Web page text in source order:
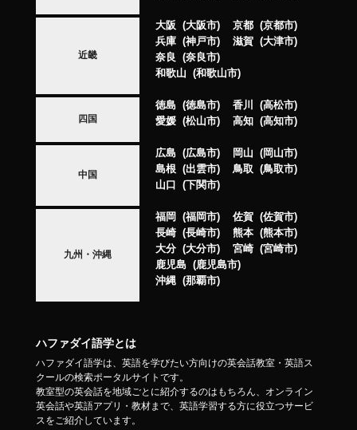
近畿
大阪 大阪市 京都
京都市
兵庫
神戸市 滋賀
大津市
奈良
奈良市
和歌山
和歌山市
四国
徳島 徳島市 香川
高松市
愛媛
松山市 高知 高知市
中国
広島 広島市 岡山
岡山市
島根
出雲市 鳥取
鳥取市
山口
下関市
九州・沖縄
福岡 福岡市 佐賀
佐賀市
長崎
長崎市 熊本
熊本市
大分
大分市 宮崎
宮崎市
鹿児島
鹿児島市
沖縄
那覇市
ハファダイ語学とは
ハファダイ語学は、英語を学びたい方向けの英会話教室・英語ス
クールの検索ポータルサイトです。
教室型の英会話を地域ごとに紹介するのはもちろん、オンライン
英会話や英語アプリ・教材まで、英語学習する方に役立つサービ
スをご紹介しています。